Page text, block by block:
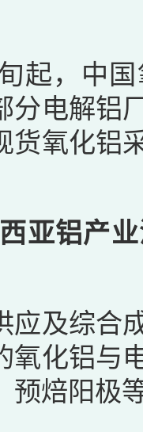
起，中
分电解铝
货氧化铝
亚铝产
应及综合
氧化铝与
预焙阳极